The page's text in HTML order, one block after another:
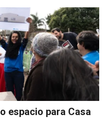
espacio para Casa